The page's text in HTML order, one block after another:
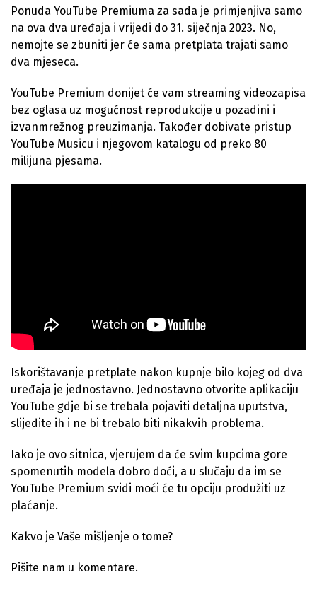
Ponuda YouTube Premiuma za sada je primjenjiva samo
na ova dva uređaja i vrijedi do 31. siječnja 2023. No,
nemojte se zbuniti jer će sama pretplata trajati samo
dva mjeseca.
YouTube Premium donijet će vam streaming videozapisa
bez oglasa uz mogućnost reprodukcije u pozadini i
izvanmrežnog preuzimanja. Također dobivate pristup
YouTube Musicu i njegovom katalogu od preko 80
milijuna pjesama.
Iskorištavanje pretplate nakon kupnje bilo kojeg od dva
uređaja je jednostavno. Jednostavno otvorite aplikaciju
YouTube gdje bi se trebala pojaviti detaljna uputstva,
slijedite ih i ne bi trebalo biti nikakvih problema.
Iako je ovo sitnica, vjerujem da će svim kupcima gore
spomenutih modela dobro doći, a u slučaju da im se
YouTube Premium svidi moći će tu opciju produžiti uz
plaćanje.
Kakvo je Vaše mišljenje o tome?
Pišite nam u komentare.